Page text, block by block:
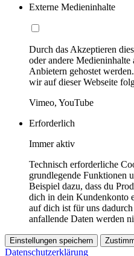
Externe Medieninhalte
Durch das Akzeptieren
oder andere Medieninhalte
Anbietern gehostet
wir auf dieser Webseite
Vimeo, YouTube
Erforderlich
Immer aktiv
Technisch erforderliche
grundlegende Funktionen
Beispiel dazu, dass du
dich in dein Kundenkonto
auf dich ist für uns
anfallende Daten werden
Einstellungen speichern
Datenschutzerklärung